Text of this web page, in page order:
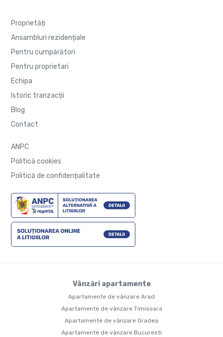
Proprietăți
Ansambluri rezidențiale
Pentru cumpărători
Pentru proprietari
Echipa
Istoric tranzacții
Blog
Contact
ANPC
Politică cookies
Politică de confidențialitate
Vânzări apartamente
Apartamente de vânzare Arad
Apartamente de vânzare Timisoara
Apartamente de vânzare Oradea
Apartamente de vânzare Bucuresti